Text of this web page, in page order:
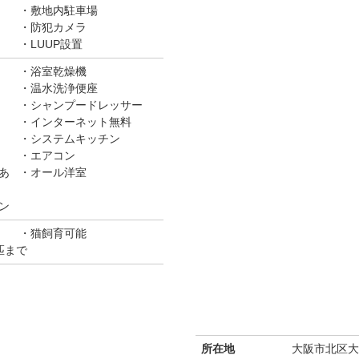
敷地内駐車場
防犯カメラ
LUUP設置
浴室乾燥機
温水洗浄便座
シャンプードレッサー
インターネット無料
システムキッチン
エアコン
オール洋室
猫飼育可能
まで
所在地 大阪市北区